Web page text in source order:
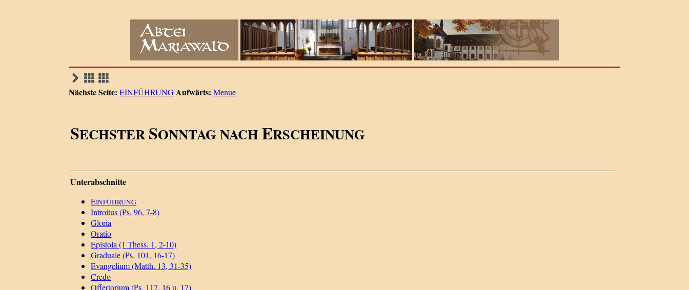
Nächste Seite: EINFÜHRUNG Aufwärts: Menue
SECHSTER SONNTAG NACHERSCHEINUNG
Unterabschnitte
EINFÜHRUNG
Introitus (Ps. 96, 7-8)
Gloria
Oratio
Epistola (1 Thess. 1, 2-10)
Graduale (Ps. 101, 16-17)
Evangelium (Matth. 13, 31-35)
Credo
Offertorium (Ps. 117, 16 u. 17)